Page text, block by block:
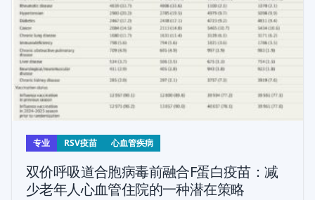
专业 RSV疫苗 心血管疾病
双价呼吸道合胞病毒前融合F蛋白疫苗：减
少老年人心血管住院的一种潜在策略